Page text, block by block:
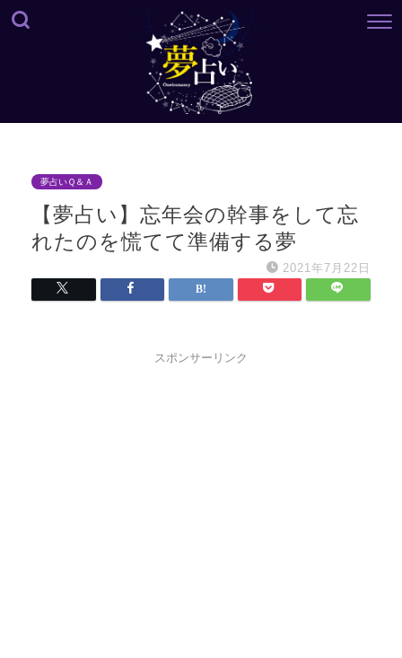
夢占いＱ＆Ａ
【夢占い】忘年会の幹事をして忘
れたのを慌てて準備する夢
2021年7月22日
スポンサーリンク